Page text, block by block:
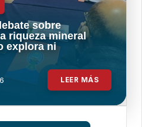
sobre
riqueza mineral
explora ni
LEER MÁS